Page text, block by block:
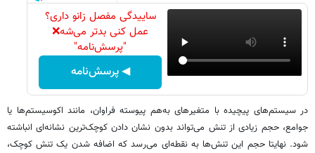
ساییدگی مفصل زانو داری؟
عمل کنی بدتر می‌شه❌
"پرسش‌نامه"
◀ پرسش‌نامه
در سیستم‌های پیچیده با متغیرهای به‌هم پیوسته فراوان، مانند اکوسیستم‌ها یا
جوامع، حجم زیادی از تنش می‌تواند بدون نشان دادن کوچک‌ترین نشانه‌ای انباشته
شود. نهایتا حجم این تنش‌ها به نقطه‌ای می‌رسد که اضافه شدن یک تنش کوچک،